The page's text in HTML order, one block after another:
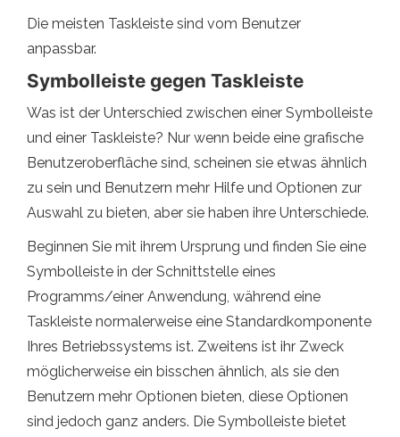
Die meisten Taskleiste sind vom Benutzer
anpassbar.
Symbolleiste gegen Taskleiste
Was ist der Unterschied zwischen einer Symbolleiste
und einer Taskleiste? Nur wenn beide eine grafische
Benutzeroberfläche sind, scheinen sie etwas ähnlich
zu sein und Benutzern mehr Hilfe und Optionen zur
Auswahl zu bieten, aber sie haben ihre Unterschiede.
Beginnen Sie mit ihrem Ursprung und finden Sie eine
Symbolleiste in der Schnittstelle eines
Programms/einer Anwendung, während eine
Taskleiste normalerweise eine Standardkomponente
Ihres Betriebssystems ist. Zweitens ist ihr Zweck
möglicherweise ein bisschen ähnlich, als sie den
Benutzern mehr Optionen bieten, diese Optionen
sind jedoch ganz anders. Die Symbolleiste bietet